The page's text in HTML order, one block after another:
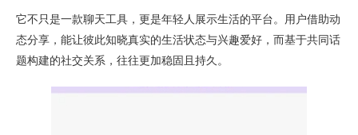
它不只是一款聊天工具，更是年轻人展示生活的平台。用户借助动
态分享，能让彼此知晓真实的生活状态与兴趣爱好，而基于共同话
题构建的社交关系，往往更加稳固且持久。